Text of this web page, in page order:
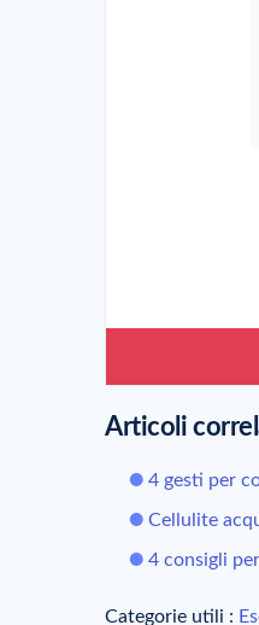
Articoli
4 gesti per
Cellulite
4 consigli
Categorie utili :